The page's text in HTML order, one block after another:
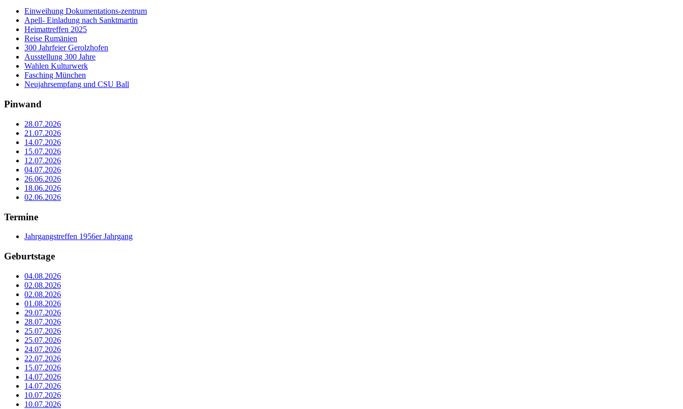
Einweihung Dokumentations-zentrum
Apell- Einladung nach Sanktmartin
Heimattreffen 2025
Reise Rumänien
300 Jahrfeier Gerolzhofen
Ausstellung 300 Jahre
Wahlen Kulturwerk
Fasching München
Neujahrsempfang und CSU Ball
Pinwand
28.07.2026
21.07.2026
14.07.2026
15.07.2026
12.07.2026
04.07.2026
26.06.2026
18.06.2026
02.06.2026
Termine
Jahrgangstreffen 1956er Jahrgang
Geburtstage
04.08.2026
02.08.2026
02.08.2026
01.08.2026
29.07.2026
28.07.2026
25.07.2026
25.07.2026
24.07.2026
22.07.2026
15.07.2026
14.07.2026
14.07.2026
10.07.2026
10.07.2026